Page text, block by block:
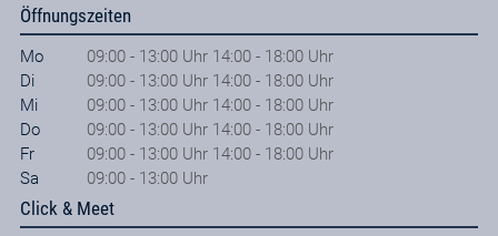
Öffnungszeiten
Mo
09:00 - 13:00 Uhr 14:00 - 18:00 Uhr
Di
09:00 - 13:00 Uhr 14:00 - 18:00 Uhr
Mi
09:00 - 13:00 Uhr 14:00 - 18:00 Uhr
Do
09:00 - 13:00 Uhr 14:00 - 18:00 Uhr
Fr
09:00 - 13:00 Uhr 14:00 - 18:00 Uhr
Sa
09:00 - 13:00 Uhr
Click & Meet